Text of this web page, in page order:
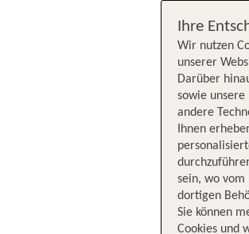
Ihre
Wir nutzen
unserer
Darüber
sowie
andere
Ihnen
sein, wo vom
dortigen
Sie können
Cookies und